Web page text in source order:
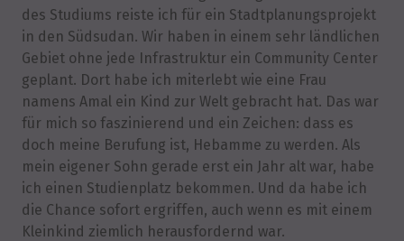
des Studiums reiste ich für ein Stadtplanungsprojekt
in den Südsudan. Wir haben in einem sehr ländlichen
Gebiet ohne jede Infrastruktur ein Community Center
geplant. Dort habe ich miterlebt wie eine Frau
namens Amal ein Kind zur Welt gebracht hat. Das war
für mich so faszinierend und ein Zeichen: dass es
doch meine Berufung ist, Hebamme zu werden. Als
mein eigener Sohn gerade erst ein Jahr alt war, habe
ich einen Studienplatz bekommen. Und da habe ich
die Chance sofort ergriffen, auch wenn es mit einem
Kleinkind ziemlich herausfordernd war.